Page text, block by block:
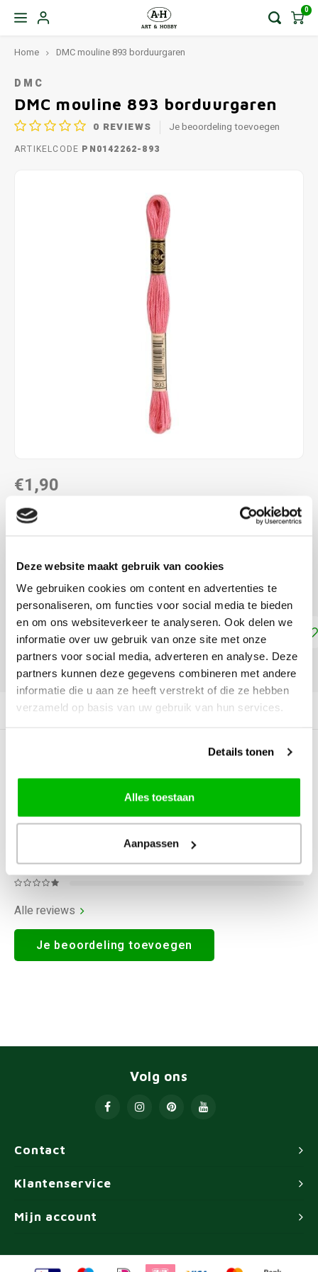
Deze website maakt gebruik van cookies
We gebruiken cookies om content en advertenties te
personaliseren, om functies voor social media te bieden
en om ons websiteverkeer te analyseren. Ook delen we
informatie over uw gebruik van onze site met onze
partners voor social media, adverteren en analyse. Deze
partners kunnen deze gegevens combineren met andere
informatie die u aan ze heeft verstrekt of die ze hebben
verzameld op basis van uw gebruik van hun services.
Details tonen
Alles toestaan
Aanpassen
0
Home DMC mouline 893 borduurgaren
DMC
DMC mouline 893 borduurgaren
0 REVIEWS Je beoordeling toevoegen
ARTIKELCODE PN0142262-893
€1,90
DIRECT LEVERBAAR
"DMC COLOUR VARIATIONS" OF "DMC LIGHT
EFFECTS " KOOPT, ONTVANG JE EEN KORTING VAN
100% OP HET LAAGSTGEPRIJSDE PRODUCT.
Toevoegen aan winkelwagen
DELEN:
Productomschrijving
Alle reviews
Je beoordeling toevoegen
Contact
Volg ons
Klantenservice
Mijn account